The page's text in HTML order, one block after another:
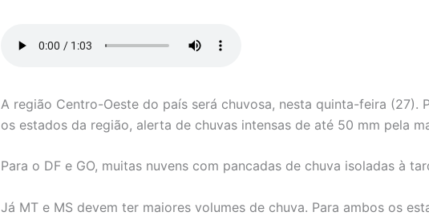
A região Centro-Oeste do país será chuvosa, nesta quinta-feira (27).
os estados da região, alerta de chuvas intensas de até 50 mm pela
Para o DF e GO, muitas nuvens com pancadas de chuva isoladas à
Já MT e MS devem ter maiores volumes de chuva. Para ambos os